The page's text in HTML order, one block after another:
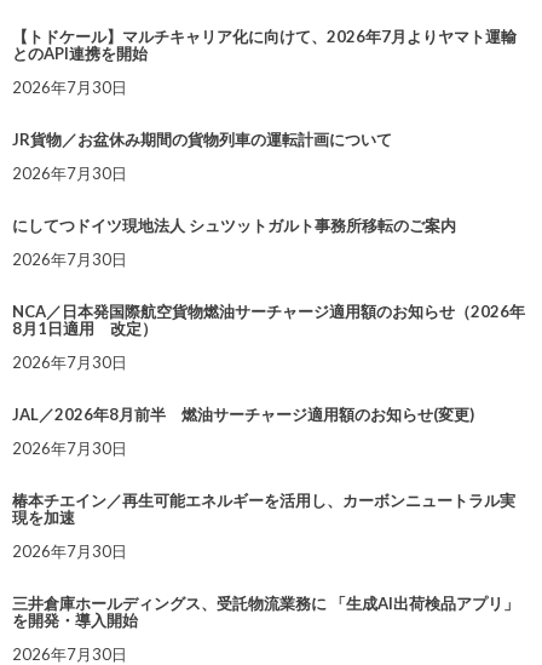
【トドケール】マルチキャリア化に向けて、2026年7月よりヤマト運輸
とのAPI連携を開始
2026年7月30日
JR貨物／お盆休み期間の貨物列車の運転計画について
2026年7月30日
にしてつドイツ現地法人 シュツットガルト事務所移転のご案内
2026年7月30日
NCA／日本発国際航空貨物燃油サーチャージ適用額のお知らせ（2026年
8月1日適用 改定）
2026年7月30日
JAL／2026年8月前半 燃油サーチャージ適用額のお知らせ(変更)
2026年7月30日
椿本チエイン／再生可能エネルギーを活用し、カーボンニュートラル実
現を加速
2026年7月30日
三井倉庫ホールディングス、受託物流業務に 「生成AI出荷検品アプリ」
を開発・導入開始
2026年7月30日